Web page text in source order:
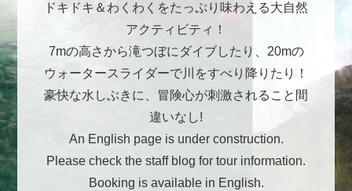
ドキドキ＆わくわくをたっぷり味わえる大自然
アクティビティ！
7mの高さから滝つぼにダイブしたり、20mの
ウォータースライダーで川をすべり降りたり！
豪快な水しぶきに、冒険心が刺激されること間
違いなし!
An English page is under construction.
Please check the staff blog for tour information.
Booking is available in English.